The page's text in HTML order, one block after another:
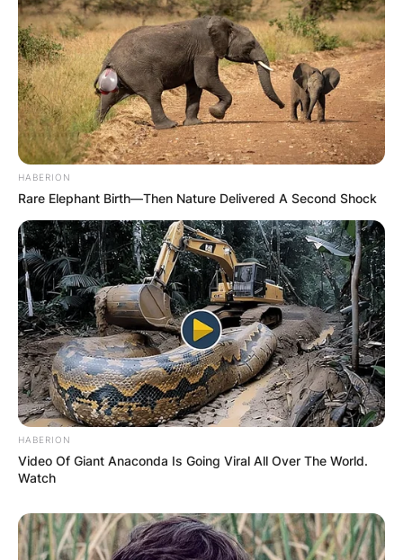
HABERION
Rare Elephant Birth—Then Nature Delivered A Second Shock
HABERION
Video Of Giant Anaconda Is Going Viral All Over The World.
Watch